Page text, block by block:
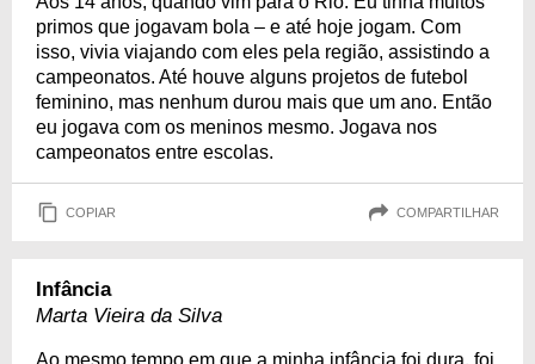
primos que jogavam bola – e até hoje jogam. Com
isso, vivia viajando com eles pela região, assistindo a
campeonatos. Até houve alguns projetos de futebol
feminino, mas nenhum durou mais que um ano. Então
eu jogava com os meninos mesmo. Jogava nos
campeonatos entre escolas.
COPIAR COMPARTILHAR
Infância
Marta Vieira da Silva
Ao mesmo tempo em que a minha infância foi dura, foi